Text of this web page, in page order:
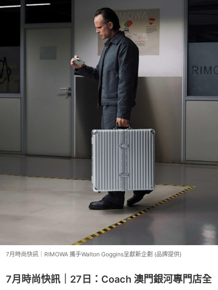
7月時尚快訊｜RIMOWA 攜手Walton Goggins呈獻新企劃 (品牌提供)
7月時尚快訊｜27日：Coach 澳門銀河專門店全